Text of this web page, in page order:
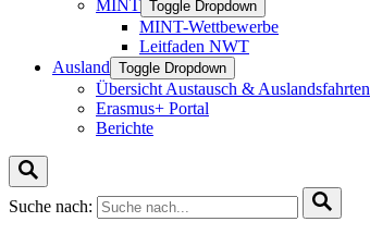
MINT Toggle Dropdown
MINT-Wettbewerbe
Leitfaden NWT
Ausland Toggle Dropdown
Übersicht Austausch & Auslandsfahrten
Erasmus+ Portal
Berichte
Suche nach: